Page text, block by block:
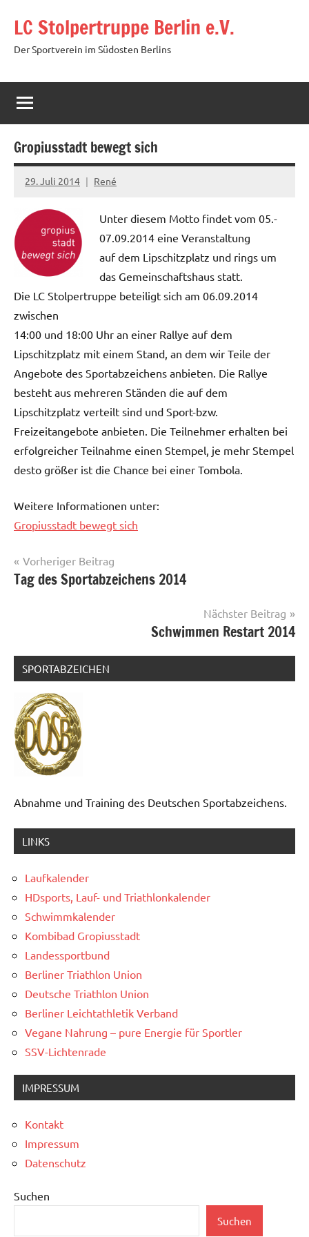
Inhalt
springen
LC Stolpertruppe Berlin e.V.
Der Sportverein im Südosten Berlins
Gropiusstadt bewegt sich
29. Juli 2014 René
Unter diesem Motto findet vom 05.-
07.09.2014 eine Veranstaltung
auf dem Lipschitzplatz und rings um
das Gemeinschaftshaus statt.
Die LC Stolpertruppe beteiligt sich am 06.09.2014
zwischen
14:00 und 18:00 Uhr an einer Rallye auf dem
Lipschitzplatz mit einem Stand, an dem wir Teile der
Angebote des Sportabzeichens anbieten. Die Rallye
besteht aus mehreren Ständen die auf dem
Lipschitzplatz verteilt sind und Sport-bzw.
Freizeitangebote anbieten. Die Teilnehmer erhalten bei
erfolgreicher Teilnahme einen Stempel, je mehr Stempel
desto größer ist die Chance bei einer Tombola.
Weitere Informationen unter:
Gropiusstadt bewegt sich
News
Beitragsnavigation
Vorheriger Beitrag
Tag des Sportabzeichens 2014
Nächster Beitrag
Schwimmen Restart 2014
SPORTABZEICHEN
Abnahme und Training des Deutschen Sportabzeichens.
LINKS
Laufkalender
HDsports, Lauf- und Triathlonkalender
Schwimmkalender
Kombibad Gropiusstadt
Landessportbund
Berliner Triathlon Union
Deutsche Triathlon Union
Berliner Leichtathletik Verband
Vegane Nahrung – pure Energie für Sportler
SSV-Lichtenrade
IMPRESSUM
Kontakt
Impressum
Datenschutz
Suchen
Suchen